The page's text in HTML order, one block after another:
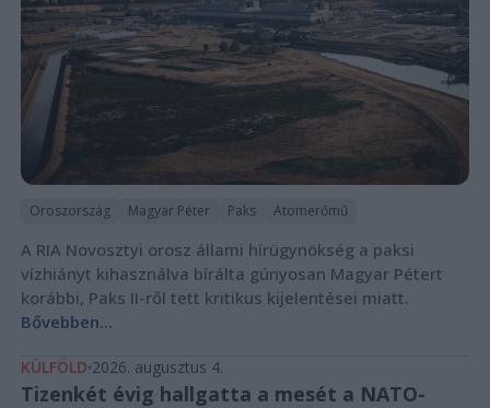
Oroszország Magyar Péter Paks Atomerőmű
A RIA Novosztyi orosz állami hírügynökség a paksi
vízhiányt kihasználva bírálta gúnyosan Magyar Pétert
korábbi, Paks II-ről tett kritikus kijelentései miatt.
Bővebben...
KÜLFÖLD 2026. augusztus 4.
Tizenkét évig hallgatta a mesét a NATO-